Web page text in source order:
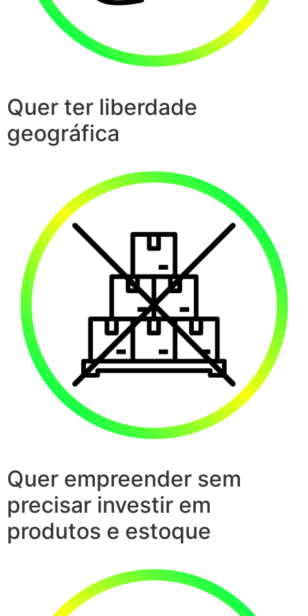
Quer ter liberdade
geográfica
Quer empreender sem
precisar investir em
produtos e estoque